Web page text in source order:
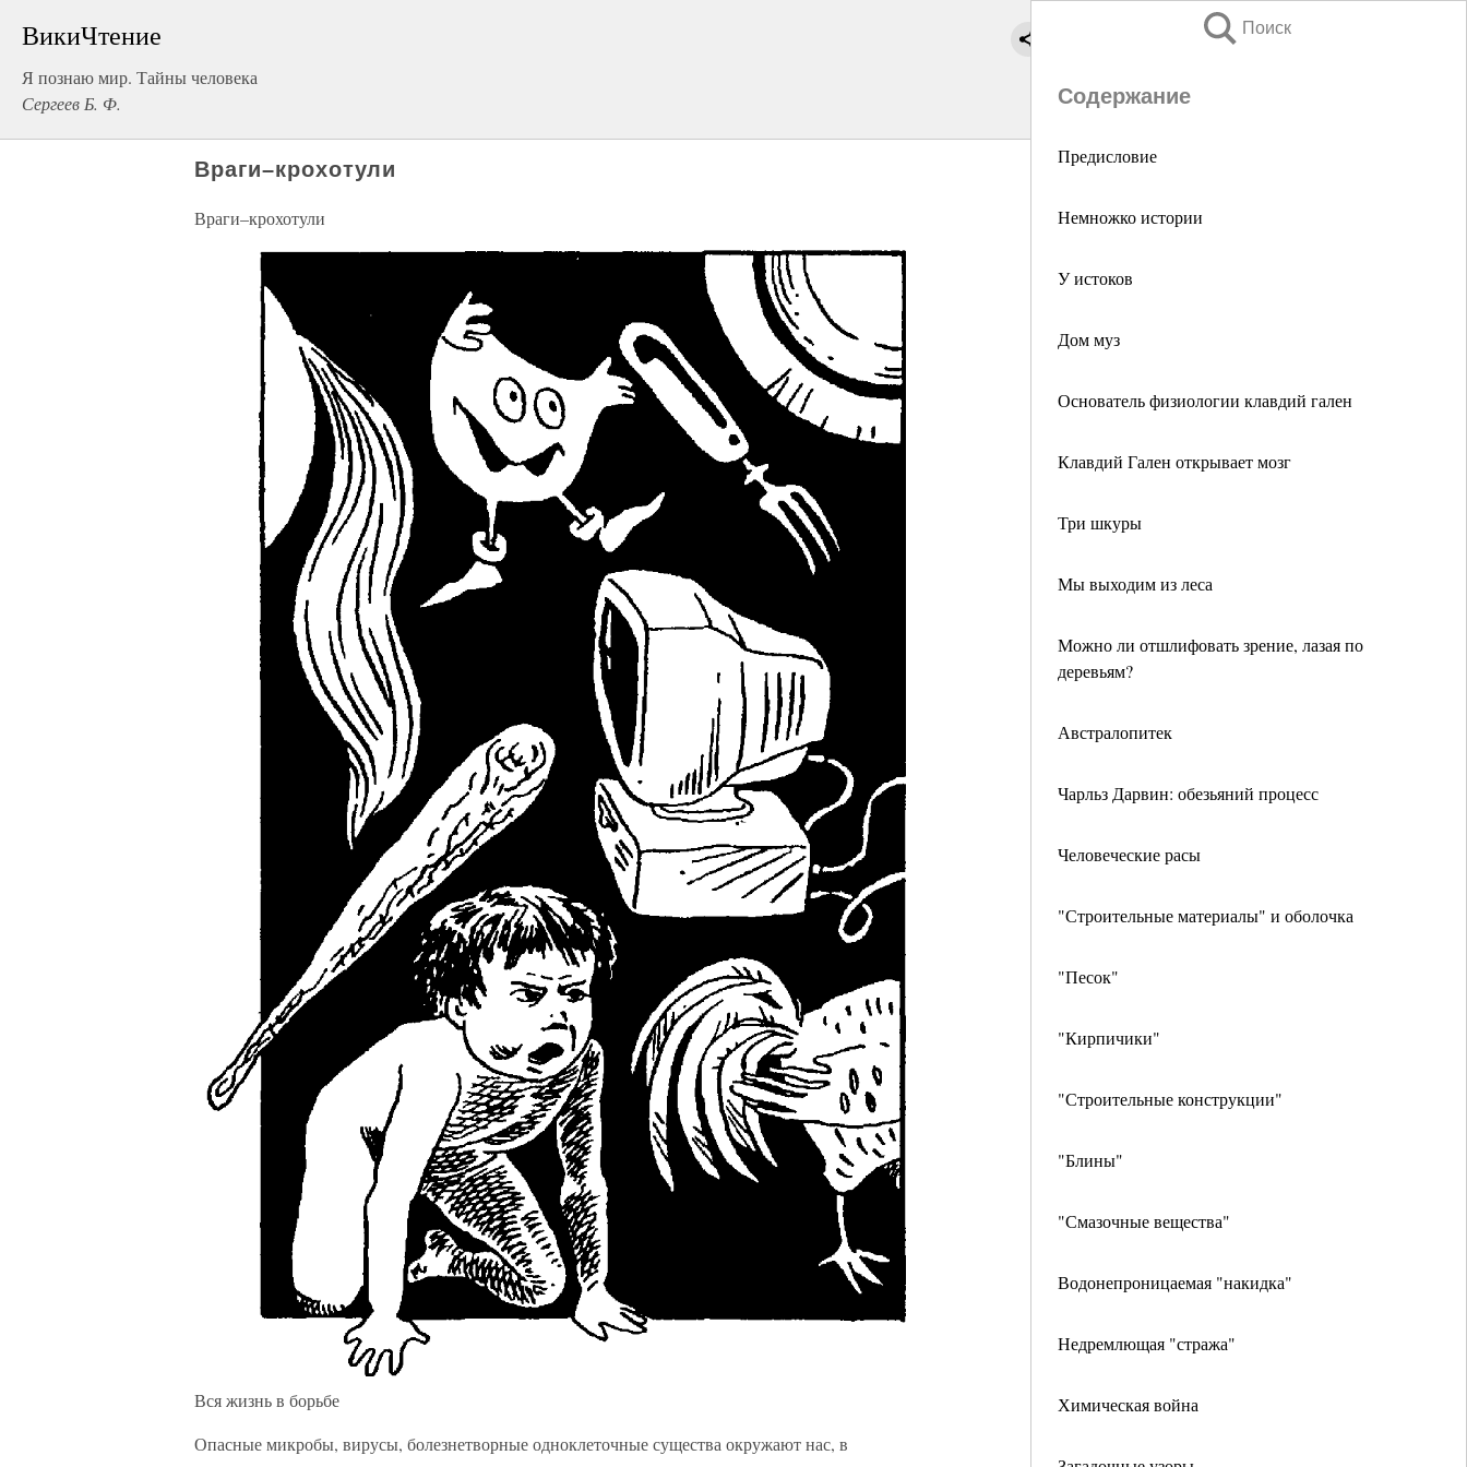
ВикиЧтение
Я познаю мир. Тайны человека
Сергеев Б. Ф.
Поиск
Содержание
Предисловие
Немножко истории
У истоков
Дом муз
Основатель физиологии клавдий гален
Клавдий Гален открывает мозг
Три шкуры
Мы выходим из леса
Можно ли отшлифовать зрение, лазая по
деревьям?
Австралопитек
Чарльз Дарвин: обезьяний процесс
Человеческие расы
"Строительные материалы" и оболочка
"Песок"
"Кирпичики"
"Строительные конструкции"
"Блины"
"Смазочные вещества"
Водонепроницаемая "накидка"
Недремлющая "стража"
Химическая война
Враги–крохотули
Враги–крохотули
Вся жизнь в борьбе
Опасные микробы, вирусы, болезнетворные одноклеточные существа окружают нас, в